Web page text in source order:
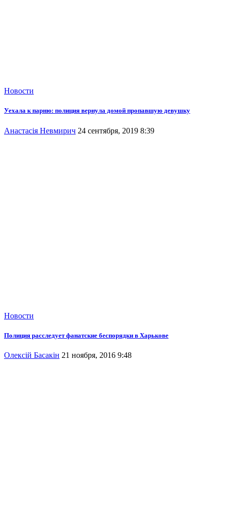
Новости
Уехала к парню: полиция вернула домой пропавшую девушку
Анастасія Невмирич 24 сентября, 2019 8:39
Новости
Полиция расследует фанатские беспорядки в Харькове
Олексій Басакін 21 ноября, 2016 9:48